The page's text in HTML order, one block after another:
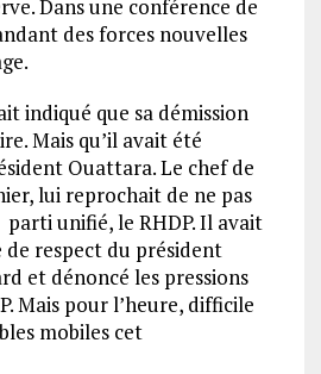
Dans une conférence de
des forces nouvelles
indiqué que sa démission
Mais qu’il avait été
Ouattara. Le chef de
lui reprochait de ne pas
unifié, le RHDP. Il avait
de respect du président
et dénoncé les pressions
Mais pour l’heure, difficile
mobiles cet